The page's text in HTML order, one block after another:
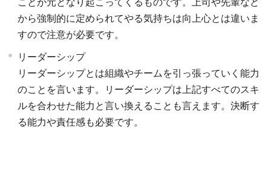
から強制的に定められてやる気持ちは向上心とは違いま
すので注意が必要です。
リーダーシップ
リーダーシップとは組織やチームを引っ張っていく能力
のことを言います。リーダーシップは上記すべてのスキ
ルを合わせた能力と言い換えることも言えます。決断す
る能力や責任感も必要です。